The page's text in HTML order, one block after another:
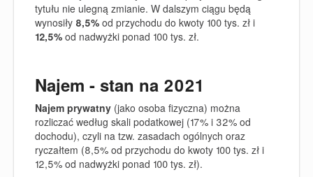
tytułu nie ulegną zmianie. W dalszym ciągu będą
wynosiły 8,5% od przychodu do kwoty 100 tys. zł i
12,5% od nadwyżki ponad 100 tys. zł.
Najem - stan na 2021
Najem prywatny (jako osoba fizyczna) można
rozliczać według skali podatkowej (17% i 32% od
dochodu), czyli na tzw. zasadach ogólnych oraz
ryczałtem (8,5% od przychodu do kwoty 100 tys. zł i
12,5% od nadwyżki ponad 100 tys. zł).